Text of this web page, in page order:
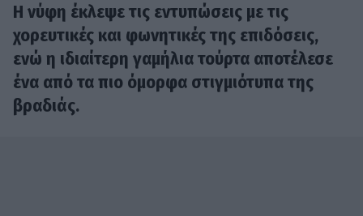
Η νύφη έκλεψε τις εντυπώσεις με τις
χορευτικές και φωνητικές της επιδόσεις,
ενώ η ιδιαίτερη γαμήλια τούρτα αποτέλεσε
ένα από τα πιο όμορφα στιγμιότυπα της
βραδιάς.